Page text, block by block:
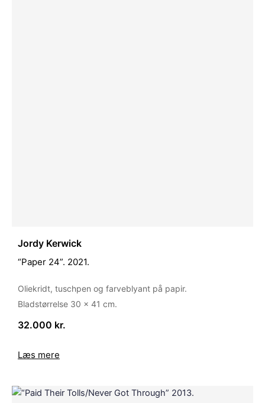
Jordy Kerwick
“Paper 24”. 2021.
Oliekridt, tuschpen og farveblyant på papir.
Bladstørrelse 30 x 41 cm.
32.000 kr.
Læs mere